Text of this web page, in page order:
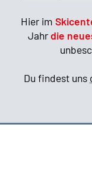
Hier im
Jahrdie
Du findest uns